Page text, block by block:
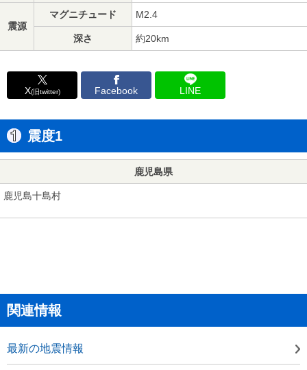
震源
マグニチュード M2.4
深さ 約20km
X(旧twitter) Facebook LINE
震度1
鹿児島県
鹿児島十島村
関連情報
最新の地震情報